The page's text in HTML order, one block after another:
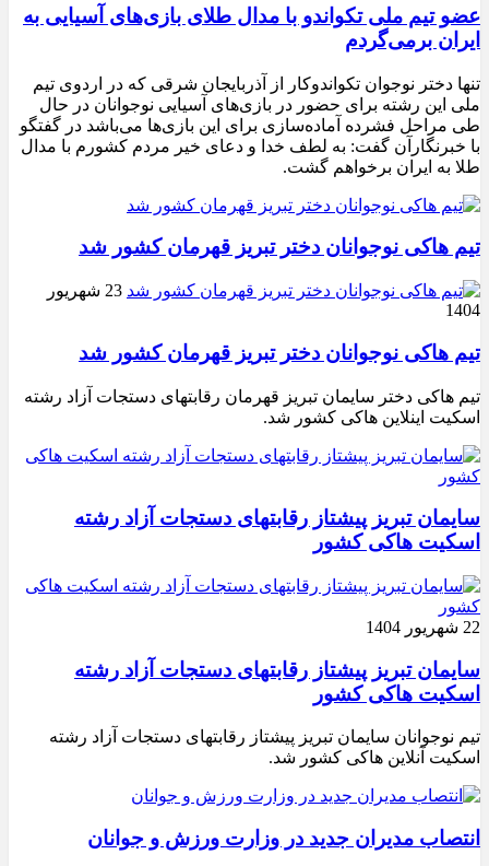
عضو تیم ملی تکواندو با مدال طلای بازی‌های آسیایی به
ایران برمی‌گردم
تنها دختر نوجوان تکواندوکار از آذربایجان شرقی که در اردوی تیم
ملی این رشته برای حضور در بازی‌های آسیایی نوجوانان در حال
طی مراحل فشرده آماده‌سازی برای این بازی‌ها می‌باشد در گفتگو
با خبرنگارآن گفت: به لطف خدا و دعای خیر مردم کشورم با مدال
طلا به ایران برخواهم گشت.
تیم هاکی نوجوانان دختر تبریز قهرمان کشور شد
23 شهریور
1404
تیم هاکی نوجوانان دختر تبریز قهرمان کشور شد
تیم هاکی دختر سایمان تبریز قهرمان رقابتهای دستجات آزاد رشته
اسکیت اینلاین هاکی کشور شد.
سایمان تبریز پیشتاز رقابتهای دستجات آزاد رشته
اسکیت هاکی کشور
22 شهریور 1404
سایمان تبریز پیشتاز رقابتهای دستجات آزاد رشته
اسکیت هاکی کشور
تیم نوجوانان سایمان تبریز پیشتاز رقابتهای دستجات آزاد رشته
اسکیت آنلاین هاکی کشور شد.
انتصاب مدیران جدید در وزارت ورزش و جوانان